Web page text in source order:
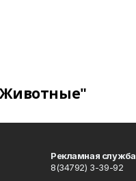
Рекламная служба
8(34792) 3-39-92